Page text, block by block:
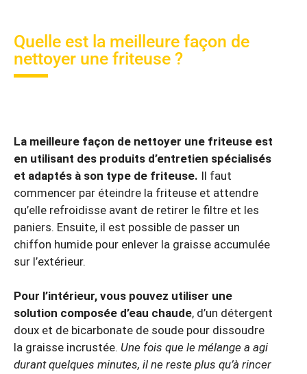
Quelle est la meilleure façon de
nettoyer une friteuse ?
La meilleure façon de nettoyer une friteuse est
en utilisant des produits d’entretien spécialisés
et adaptés à son type de friteuse. Il faut
commencer par éteindre la friteuse et attendre
qu’elle refroidisse avant de retirer le filtre et les
paniers. Ensuite, il est possible de passer un
chiffon humide pour enlever la graisse accumulée
sur l’extérieur.
Pour l’intérieur, vous pouvez utiliser une
solution composée d’eau chaude, d’un détergent
doux et de bicarbonate de soude pour dissoudre
la graisse incrustée. Une fois que le mélange a agi
durant quelques minutes, il ne reste plus qu’à rincer